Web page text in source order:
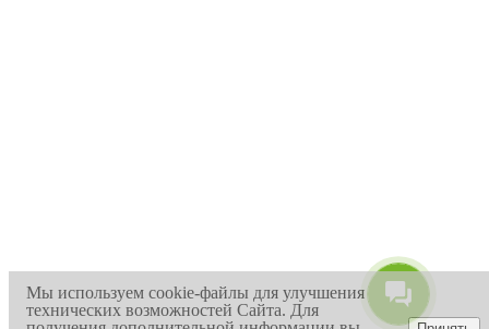
Мы используем cookie-файлы для улучшения
технических возможностей Сайта. Для